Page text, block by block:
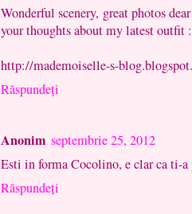
Wonderful scenery, great photos
your thoughts about my latest outfit
http://mademoiselle-s-
Răspundeți
Anonim septembrie 25, 2012
Esti in forma Cocolino, e clar ca ti-
Răspundeți